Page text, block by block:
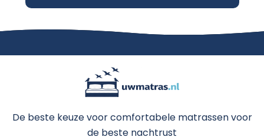
De beste keuze voor comfortabele matrassen voor
de beste nachtrust